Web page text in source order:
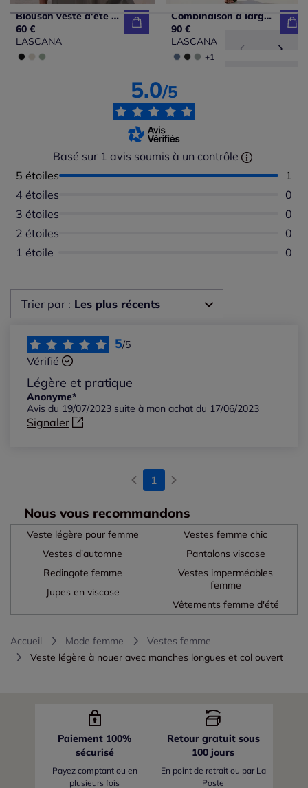
Blouson veste d'été légère avec col à revers et patte de boutonnage pression devant
60 €
LASCANA
Combinaison à larges bretelles avec ceinture à nouer et poches latérales
90 €
LASCANA
+1
5.0/5
Basé sur 1 avis soumis à un contrôle
5 étoiles
1
4 étoiles
0
3 étoiles
0
2 étoiles
0
1 étoile
0
Trier par : Les plus récents
Les plus récents
Les plus anciens
Notes les plus élevées
5/5
Vérifié
Légère et pratique
Anonyme*
Avis du 19/07/2023 suite à mon achat du 17/06/2023
Signaler
1
Nous vous recommandons
Veste légère pour femme
Vestes d'automne
Vestes femme chic
Pantalons viscose
Redingote femme
Jupes en viscose
Vestes imperméables
femme
Vêtements femme d'été
Accueil Mode femme
Vestes femme
Veste légère à nouer avec manches longues et col ouvert
Paiement 100%
sécurisé
Payez comptant ou en
plusieurs fois
Retour gratuit sous
100 jours
En point de retrait ou par La
Poste